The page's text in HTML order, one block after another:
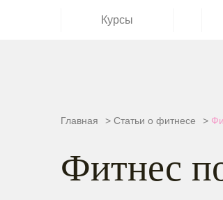
Стоимость
Курсы
Главная > Статьи о фитнесе >
Фитнес